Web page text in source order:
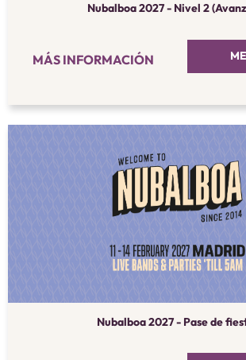
Nubalboa 2027 - Nivel 2
MÁS INFORMACIÓN
Nubalboa 2027 - Pase de